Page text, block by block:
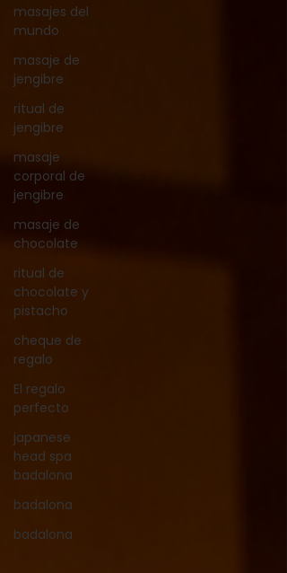
masajes del
mundo
masaje de
jengibre
ritual de
jengibre
masaje
corporal de
jengibre
masaje de
chocolate
ritual de
chocolate y
pistacho
cheque de
regalo
El regalo
perfecto
japanese
head spa
badalona
badalona
badalona